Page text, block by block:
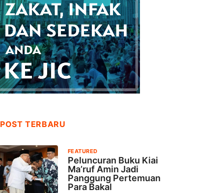
POST TERBARU
FEATURED
Peluncuran Buku Kiai
Ma’ruf Amin Jadi
Panggung Pertemuan
Para Bakal